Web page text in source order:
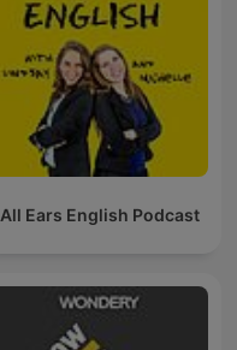
All Ears English Podcast